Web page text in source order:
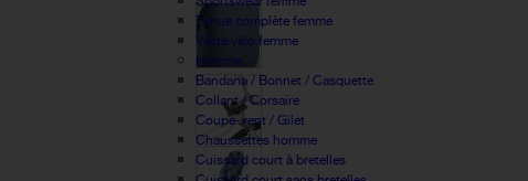
Tenue complète femme
Veste vélo femme
Homme
Bandana / Bonnet / Casquette
Collant / Corsaire
Coupe-vent / Gilet
Chaussettes homme
Cuissard court à bretelles